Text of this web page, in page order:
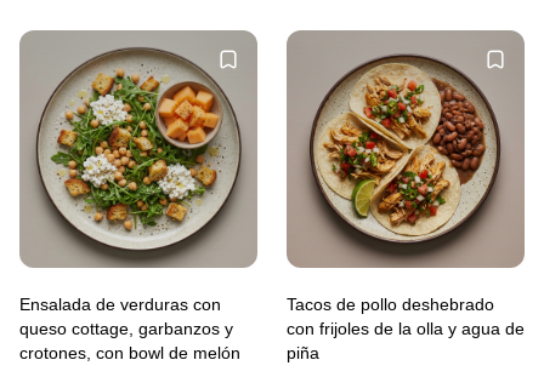
Ensalada de verduras con
queso cottage, garbanzos y
crotones, con bowl de melón
Tacos de pollo deshebrado
con frijoles de la olla y agua de
piña